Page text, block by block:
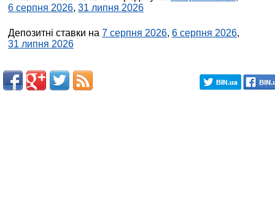
6 серпня 2026, 31 липня 2026
Депозитні ставки на 7 серпня 2026, 6 серпня 2026,
31 липня 2026